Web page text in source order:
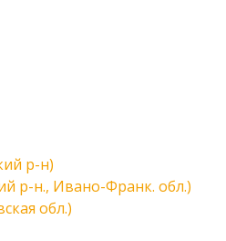
р-н)
р-н., Ивано-Франк. обл.)
обл.)